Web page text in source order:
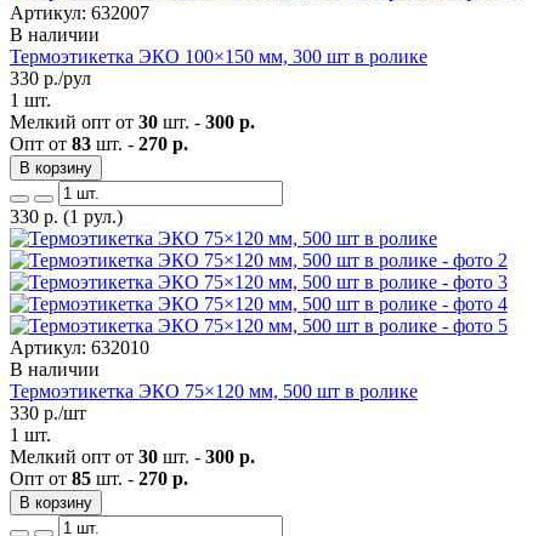
Артикул: 632007
В наличии
Термоэтикетка ЭКО 100×150 мм, 300 шт в ролике
330 р./рул
1 шт.
Мелкий опт от 30 шт. - 300 р.
Опт от 83 шт. - 270 р.
В корзину
330 р. (1 рул.)
Артикул: 632010
В наличии
Термоэтикетка ЭКО 75×120 мм, 500 шт в ролике
330 р./шт
1 шт.
Мелкий опт от 30 шт. - 300 р.
Опт от 85 шт. - 270 р.
В корзину